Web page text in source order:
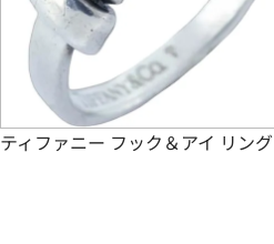
ティファニー フック＆アイ リング